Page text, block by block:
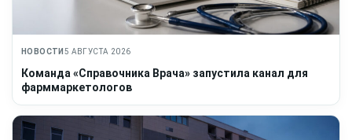
НОВОСТИ 5 АВГУСТА 2026
Команда «Справочника Врача» запустила канал для
фарммаркетологов